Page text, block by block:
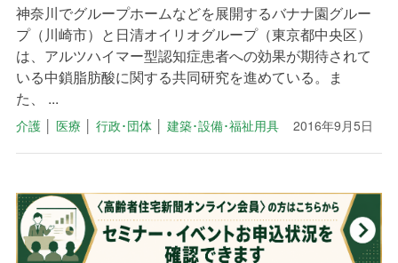
神奈川でグループホームなどを展開するバナナ園グルー
プ（川崎市）と日清オイリオグループ（東京都中央区）
は、アルツハイマー型認知症患者への効果が期待されて
いる中鎖脂肪酸に関する共同研究を進めている。ま
た、 ...
介護│ 医療 │ 行政･団体│ 建築･設備･福祉用具 2016年9月5日